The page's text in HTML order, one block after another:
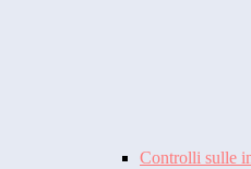
Controlli sulle